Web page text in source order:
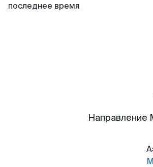
последнее время
Направление